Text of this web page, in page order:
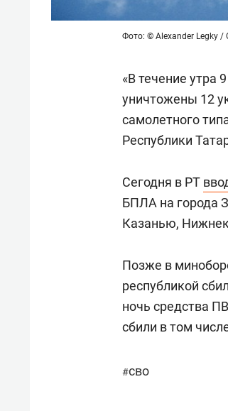
Фото: © Alexander Legky /
«В течение утра
уничтожены 12
самолетного
Республики
Сегодня в РТ
БПЛА на города
Казанью,
Позже в
республикой
ночь средства
сбили в том
#сво